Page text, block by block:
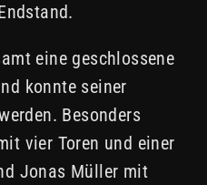
eine geschlossene
konnte seiner
Besonders
vier Toren und einer
Jonas Müller mit